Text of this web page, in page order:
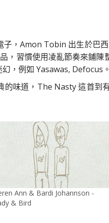
，Amon Tobin 出生於巴
，習慣使用凌亂節奏來鋪
，例如 Yasawas, Defocus。
味道，The Nasty 這首到
Ann & Bardi Johannson -
& Bird